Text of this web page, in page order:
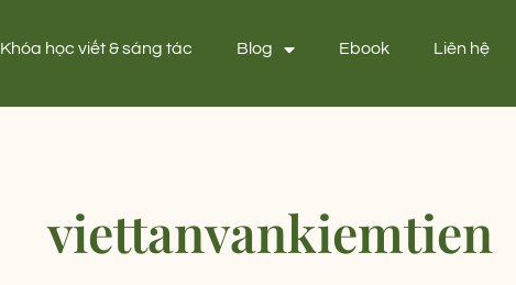
Khóa học viết & sáng tác Blog Ebook Liên hệ
viettanvankiemtien